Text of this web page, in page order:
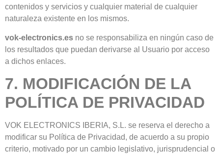
contenidos y servicios y cualquier material de cualquier
naturaleza existente en los mismos.
vok-electronics.es no se responsabiliza en ningún caso de
los resultados que puedan derivarse al Usuario por acceso
a dichos enlaces.
7. MODIFICACIÓN DE LA
POLÍTICA DE PRIVACIDAD
VOK ELECTRONICS IBERIA, S.L. se reserva el derecho a
modificar su Política de Privacidad, de acuerdo a su propio
criterio, motivado por un cambio legislativo, jurisprudencial o